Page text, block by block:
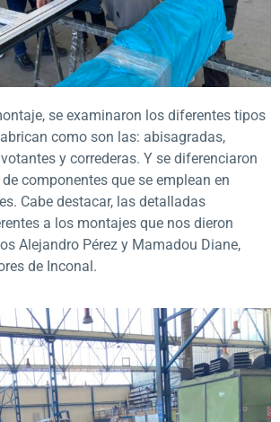
se examinaron los diferentes tipos
como son las: abisagradas,
y correderas. Y se diferenciaron
componentes que se emplean en
Cabe destacar, las detalladas
a los montajes que nos dieron
Alejandro Pérez y Mamadou Diane,
de Inconal.